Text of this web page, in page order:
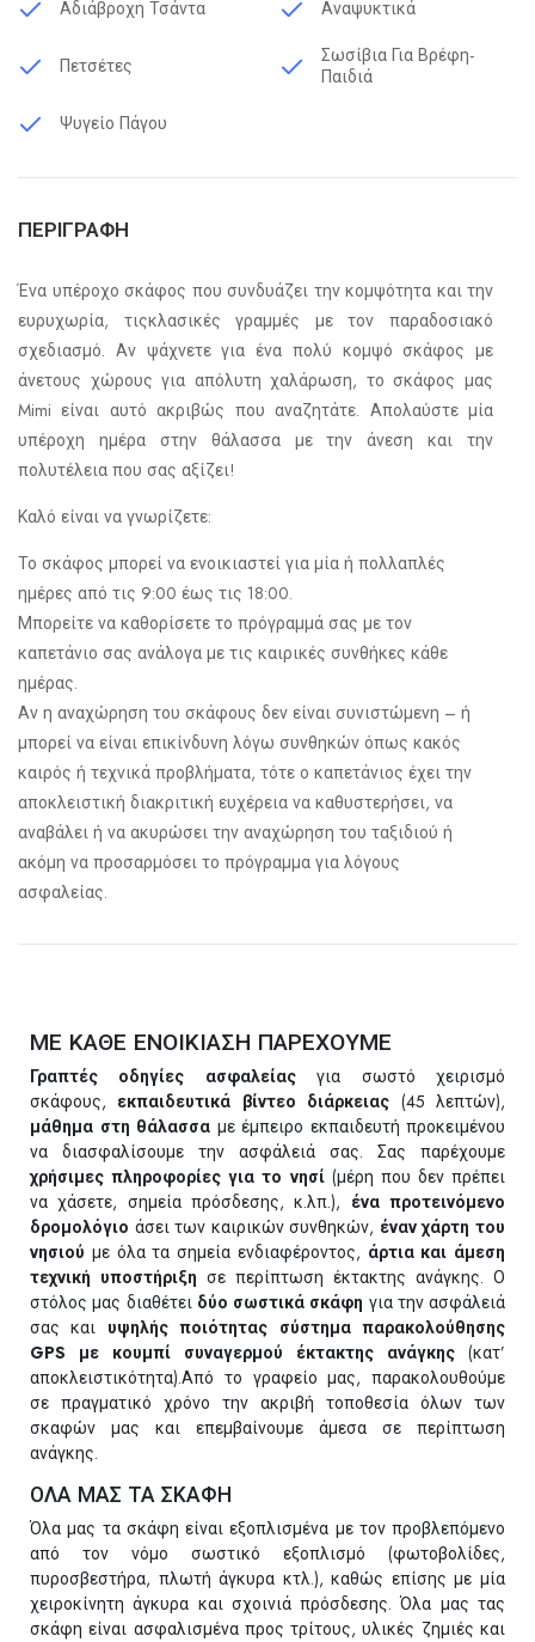
Αδιάβροχη Τσάντα Αναψυκτικά
Πετσέτες
Σωσίβια Για Βρέφη-
Παιδιά
Ψυγείο Πάγου
ΠΕΡΙΓΡΑΦΉ
Ένα υπέροχο σκάφος που συνδυάζει την κομψότητα και την
ευρυχωρία, τιςκλασικές γραμμές με τον παραδοσιακό
σχεδιασμό. Αν ψάχνετε για ένα πολύ κομψό σκάφος με
άνετους χώρους για απόλυτη χαλάρωση, το σκάφος μας
Mimi είναι αυτό ακριβώς που αναζητάτε. Απολαύστε μία
υπέροχη ημέρα στην θάλασσα με την άνεση και την
πολυτέλεια που σας αξίζει!
Καλό είναι να γνωρίζετε:
Το σκάφος μπορεί να ενοικιαστεί για μία ή πολλαπλές
ημέρες από τις 9:00 έως τις 18:00.
Μπορείτε να καθορίσετε το πρόγραμμά σας με τον
καπετάνιο σας ανάλογα με τις καιρικές συνθήκες κάθε
ημέρας.
Αν η αναχώρηση του σκάφους δεν είναι συνιστώμενη – ή
μπορεί να είναι επικίνδυνη λόγω συνθηκών όπως κακός
καιρός ή τεχνικά προβλήματα, τότε ο καπετάνιος έχει την
αποκλειστική διακριτική ευχέρεια να καθυστερήσει, να
αναβάλει ή να ακυρώσει την αναχώρηση του ταξιδιού ή
ακόμη να προσαρμόσει το πρόγραμμα για λόγους
ασφαλείας.
ΜΕ ΚΑΘΕ ΕΝΟΙΚΙΑΣΗ ΠΑΡΕΧΟΥΜΕ
Γραπτές οδηγίες ασφαλείαςγια σωστό χειρισμό
σκάφους, εκπαιδευτικά βίντεο διάρκειας (45 λεπτών),
μάθημα στη θάλασσα με έμπειρο εκπαιδευτή προκειμένου
να διασφαλίσουμε την ασφάλειά σας. Σας παρέχουμε
χρήσιμες πληροφορίες για το νησί(μέρη που δεν πρέπει
να χάσετε, σημεία πρόσδεσης, κ.λπ.), ένα προτεινόμενο
δρομολόγιο άσει των καιρικών συνθηκών, έναν χάρτη του
νησιού με όλα τα σημεία ενδιαφέροντος, άρτια και άμεση
τεχνική υποστήριξη σε περίπτωση έκτακτης ανάγκης. Ο
στόλος μας διαθέτει δύο σωστικά σκάφη για την ασφάλειά
σας και υψηλής ποιότητας σύστημα παρακολούθησης
GPS με κουμπί συναγερμού έκτακτης ανάγκης (κατ’
αποκλειστικότητα).Από το γραφείο μας, παρακολουθούμε
σε πραγματικό χρόνο την ακριβή τοποθεσία όλων των
σκαφών μας και επεμβαίνουμε άμεσα σε περίπτωση
ανάγκης.
ΟΛΑ ΜΑΣ ΤΑ ΣΚΑΦΗ
Όλα μας τα σκάφη είναι εξοπλισμένα με τον προβλεπόμενο
από τον νόμο σωστικό εξοπλισμό (φωτοβολίδες,
πυροσβεστήρα, πλωτή άγκυρα κτλ.), καθώς επίσης με μία
χειροκίνητη άγκυρα και σχοινιά πρόσδεσης. Όλα μας τας
σκάφη είναι ασφαλισμένα προς τρίτους, υλικές ζημιές και